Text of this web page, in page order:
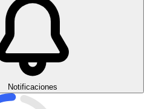
Notificaciones